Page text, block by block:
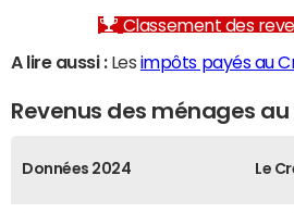
Classement des
A lire aussi :Les impôts payés au
Revenus des ménages
Données 2024 Le